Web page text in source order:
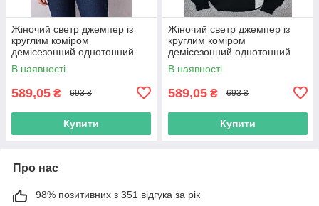
Жіночий светр джемпер із
круглим коміром
демісезонний однотонний
В наявності
589,05 ₴ 693 ₴
Купити
Жіночий светр джемпер із
круглим коміром
демісезонний однотонний
В наявності
589,05 ₴ 693 ₴
Купити
Про нас
98% позитивних з 351 відгука за рік